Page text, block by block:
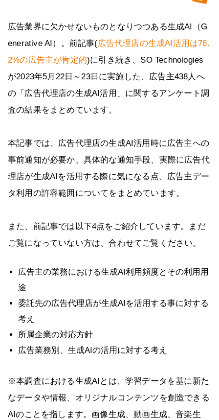
広告業界に欠かせないものとなりつつある生成AI（G
enerative AI）。前記事(広告代理店の生成AI活用は76.
2%の広告主が肯定的)に引き続き、SO Technologies
が2023年5月22日～23日に実施した、広告主438人へ
の「広告代理店の生成AI活用」に関するアンケート調
査の結果をまとめています。
本記事では、広告代理店の生成AI活用時に広告主への
事前通知が必要か、具体的な通知手段、実際に広告代
理店が生成AIを活用する際に気になる点、広告主デー
タ利用の許容範囲についてをまとめています。
また、前記事では以下4点をご紹介しています。まだ
ご覧になっていない方は、合わせてご覧ください。
広告主の業務における生成AI利用頻度とその利用用
途
委託先の広告代理店が生成AIを活用する事に対する
考え
所属企業の対応方針
広告業務別、生成AIの活用に対する考え
※本調査における生成AIとは、学習データを基に新た
なデータや情報、オリジナルコンテンツを創造できる
AIのことを指します。画像生成、動画生成、音楽生